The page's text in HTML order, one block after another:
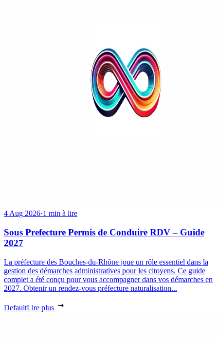
4 Aug 2026·1 min à lire
Sous Prefecture Permis de Conduire RDV – Guide
2027
La préfecture des Bouches-du-Rhône joue un rôle essentiel dans la
gestion des démarches administratives pour les citoyens. Ce guide
complet a été conçu pour vous accompagner dans vos démarches en
2027. Obtenir un rendez-vous préfecture naturalisation...
DefaultLire plus